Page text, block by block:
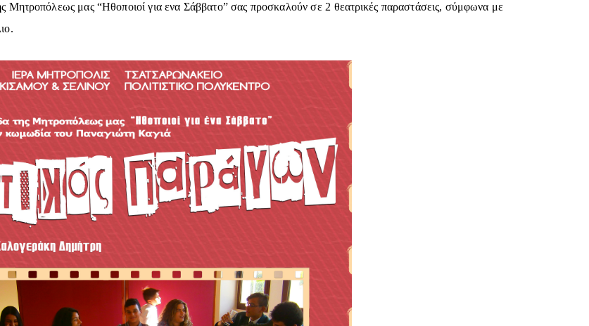
μας “Ηθοποιοί για ενα Σάββατο” σας προσκαλούν σε 2 θεατρικές παραστάσεις, σύμφωνα με